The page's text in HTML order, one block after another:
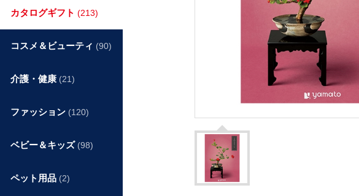
カタログギフト (213)
コスメ＆ビューティ (90)
介護・健康 (21)
ファッション (120)
ベビー＆キッズ (98)
ペット用品 (2)